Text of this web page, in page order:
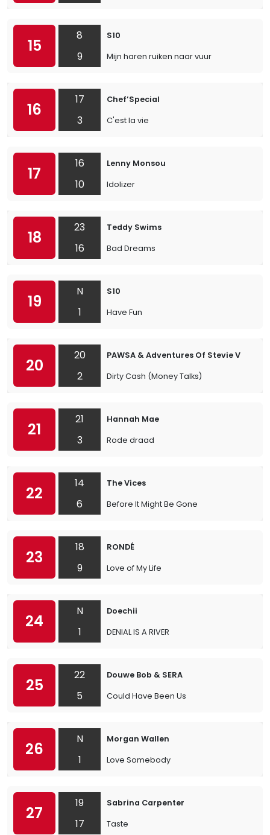
15
8
9
S10
Mijn haren ruiken naar vuur
16
17
3
Chef’Special
C'est la vie
17
16
10
Lenny Monsou
Idolizer
18
23
16
Teddy Swims
Bad Dreams
19
N
1
S10
Have Fun
20
20
2
PAWSA & Adventures Of Stevie V
Dirty Cash (Money Talks)
21
21
3
Hannah Mae
Rode draad
22
14
6
The Vices
Before It Might Be Gone
23
18
9
RONDÉ
Love of My Life
24
N
1
Doechii
DENIAL IS A RIVER
25
22
5
Douwe Bob & SERA
Could Have Been Us
26
N
1
Morgan Wallen
Love Somebody
27
19
17
Sabrina Carpenter
Taste